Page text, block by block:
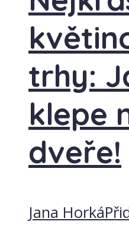
trhy:
klepe
dveře!
Jana Horká